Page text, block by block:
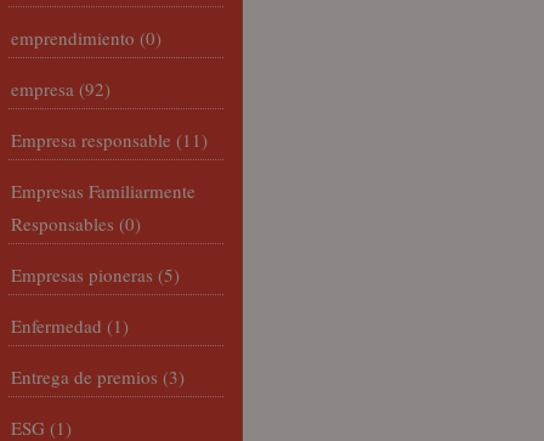
emprendimiento (0)
empresa (92)
Empresa responsable (11)
Empresas Familiarmente
Responsables (0)
Empresas pioneras (5)
Enfermedad (1)
Entrega de premios (3)
ESG (1)